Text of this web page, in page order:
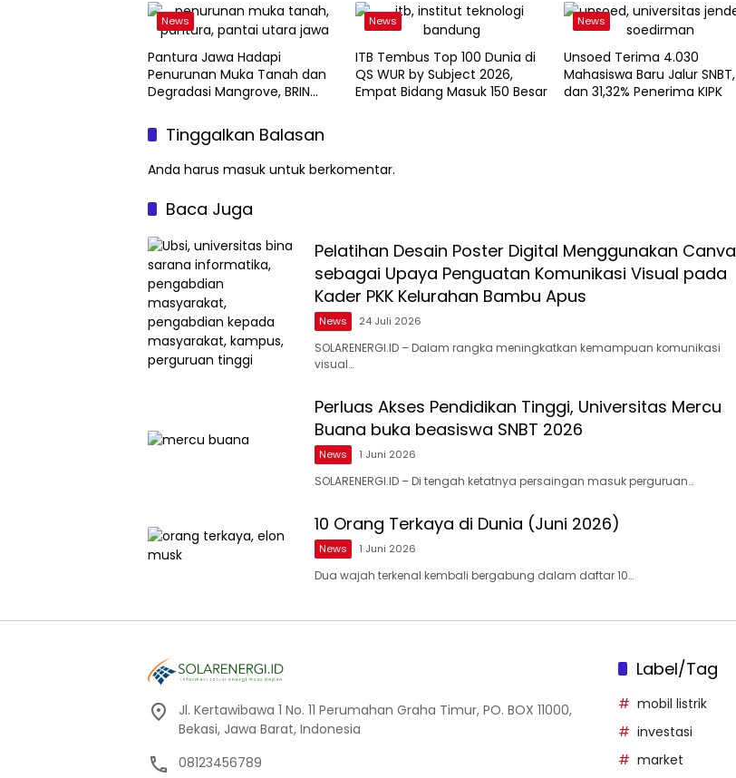
News
Pantura Jawa Hadapi
Penurunan Muka Tanah dan
Degradasi Mangrove, BRIN
Geospasial
News
ITB Tembus Top 100 Dunia di
QS WUR by Subject 2026,
Empat Bidang Masuk 150 Besar
News
Unsoed Terima 4.030
Mahasiswa Baru Jalur SNBT,
dan 31,32% Penerima KIPK
Tinggalkan Balasan
Anda harus masuk untuk berkomentar.
Baca Juga
Pelatihan Desain Poster Digital Menggunakan Canva
sebagai Upaya Penguatan Komunikasi Visual pada
Kader PKK Kelurahan Bambu Apus
News 24 Juli 2026
SOLARENERGI.ID – Dalam rangka meningkatkan kemampuan komunikasi
visual…
Perluas Akses Pendidikan Tinggi, Universitas Mercu
Buana buka beasiswa SNBT 2026
News 1 Juni 2026
SOLARENERGI.ID – Di tengah ketatnya persaingan masuk perguruan…
10 Orang Terkaya di Dunia (Juni 2026)
News 1 Juni 2026
Dua wajah terkenal kembali bergabung dalam daftar 10…
Jl. Kertawibawa 1 No. 11 Perumahan Graha Timur, PO. BOX 11000,
Bekasi, Jawa Barat, Indonesia
08123456789
Label/Tag
mobil listrik
investasi
market